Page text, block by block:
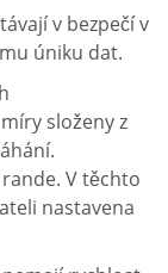
v bezpečí v
úniku dat.
složeny z
V těchto
nastavena